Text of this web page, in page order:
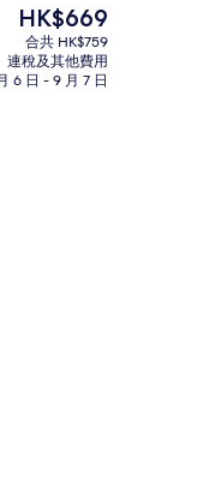
| 飯廳
現
價
HK$669
HK$669
合共 HK$759
連稅及其他費用
6 日 - 9 月 7 日